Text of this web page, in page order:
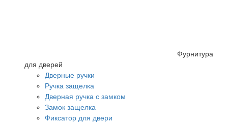
Фурнитура
для дверей
Дверные ручки
Ручка защелка
Дверная ручка с замком
Замок защелка
Фиксатор для двери